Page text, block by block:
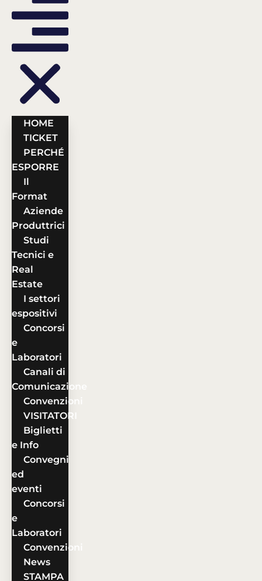
HOME
TICKET
PERCHÉ
ESPORRE
Il
Format
Aziende
Produttrici
Studi
Tecnici e
Real
Estate
I settori
espositivi
Concorsi
e
Laboratori
Canali di
Comunicazione
Convenzioni
VISITATORI
Biglietti
e Info
Convegni
ed
eventi
Concorsi
e
Laboratori
Convenzioni
News
STAMPA